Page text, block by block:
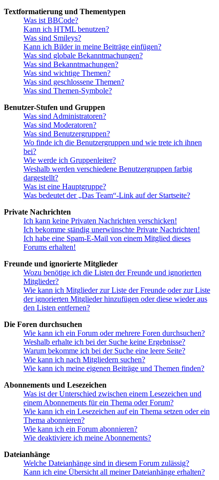
Textformatierung und Thementypen
Was ist BBCode?
Kann ich HTML benutzen?
Was sind Smileys?
Kann ich Bilder in meine Beiträge einfügen?
Was sind globale Bekanntmachungen?
Was sind Bekanntmachungen?
Was sind wichtige Themen?
Was sind geschlossene Themen?
Was sind Themen-Symbole?
Benutzer-Stufen und Gruppen
Was sind Administratoren?
Was sind Moderatoren?
Was sind Benutzergruppen?
Wo finde ich die Benutzergruppen und wie trete ich ihnen
bei?
Wie werde ich Gruppenleiter?
Weshalb werden verschiedene Benutzergruppen farbig
dargestellt?
Was ist eine Hauptgruppe?
Was bedeutet der „Das Team“-Link auf der Startseite?
Private Nachrichten
Ich kann keine Privaten Nachrichten verschicken!
Ich bekomme ständig unerwünschte Private Nachrichten!
Ich habe eine Spam-E-Mail von einem Mitglied dieses
Forums erhalten!
Freunde und ignorierte Mitglieder
Wozu benötige ich die Listen der Freunde und ignorierten
Mitglieder?
Wie kann ich Mitglieder zur Liste der Freunde oder zur Liste
der ignorierten Mitglieder hinzufügen oder diese wieder aus
den Listen entfernen?
Die Foren durchsuchen
Wie kann ich ein Forum oder mehrere Foren durchsuchen?
Weshalb erhalte ich bei der Suche keine Ergebnisse?
Warum bekomme ich bei der Suche eine leere Seite?
Wie kann ich nach Mitgliedern suchen?
Wie kann ich meine eigenen Beiträge und Themen finden?
Abonnements und Lesezeichen
Was ist der Unterschied zwischen einem Lesezeichen und
einem Abonnements für ein Thema oder Forum?
Wie kann ich ein Lesezeichen auf ein Thema setzen oder ein
Thema abonnieren?
Wie kann ich ein Forum abonnieren?
Wie deaktiviere ich meine Abonnements?
Dateianhänge
Welche Dateianhänge sind in diesem Forum zulässig?
Kann ich eine Übersicht all meiner Dateianhänge erhalten?